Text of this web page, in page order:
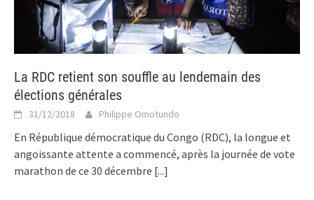
La RDC retient son souffle au lendemain des
élections générales
31/12/2018 Philippe Omotundo
En République démocratique du Congo (RDC), la longue et
angoissante attente a commencé, après la journée de vote
marathon de ce 30 décembre [...]